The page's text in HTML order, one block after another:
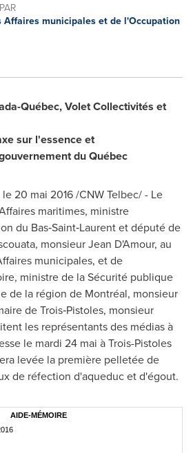
municipales et de l'Occupation
Québec, Volet Collectivités et
sur l'essence et
du Québec
le 20 mai 2016 /CNW Telbec/ - Le
maritimes, ministre
du Bas‑Saint‑Laurent et député de
monsieur Jean D'Amour, au
municipales, et de
ministre de la Sécurité publique
de la région de Montréal, monsieur
de Trois‑Pistoles, monsieur
les représentants des médias à
le mardi 24 mai àTrois-Pistoles
levée la première pelletée de
de réfection d'aqueduc et d'égout.
AIDE-MÉMOIRE